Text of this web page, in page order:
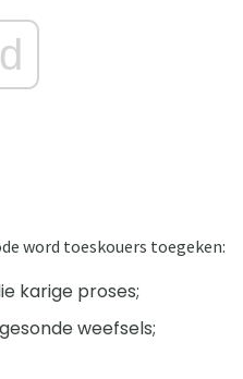
word toeskouers toegeken:
karige proses;
weefsels;